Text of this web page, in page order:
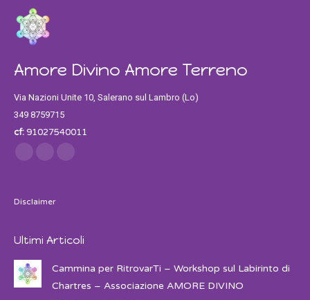
Amore Divino Amore Terreno
Via Nazioni Unite 10, Salerano sul Lambro (Lo)
349 8759715
cf:91027540011
Find us on:
Facebook
TwitterInstagram
Disclaimer
Ultimi Articoli
Cammina per RitrovarTi – Workshop sul Labirinto di
Chartres – Associazione AMORE DIVINO